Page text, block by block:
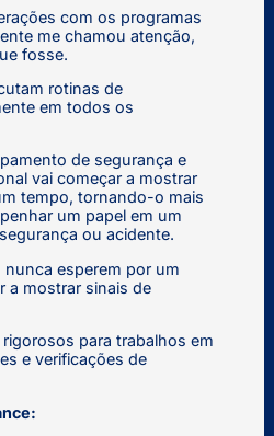
com os programas
me chamou atenção,
fosse.
rotinas de
em todos os
de segurança e
vai começar a mostrar
tempo, tornando-o mais
um papel em um
ou acidente.
esperem por um
a mostrar sinais de
para trabalhos em
e verificações de